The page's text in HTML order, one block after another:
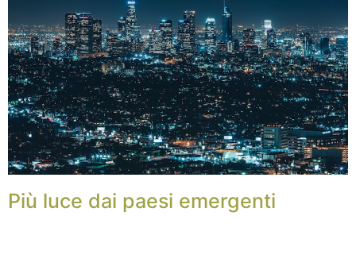
Più luce dai paesi emergenti